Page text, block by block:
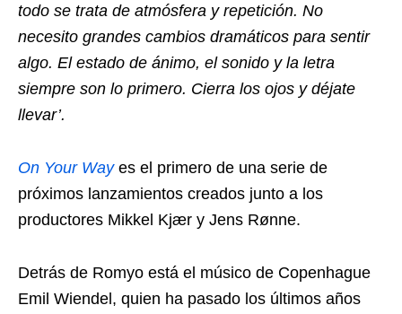
todo se trata de atmósfera y repetición. No
necesito grandes cambios dramáticos para sentir
algo. El estado de ánimo, el sonido y la letra
siempre son lo primero. Cierra los ojos y déjate
llevar’.
On Your Way es el primero de una serie de
próximos lanzamientos creados junto a los
productores Mikkel Kjær y Jens Rønne.
Detrás de Romyo está el músico de Copenhague
Emil Wiendel, quien ha pasado los últimos años